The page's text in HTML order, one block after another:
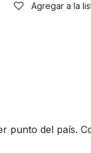
Agregar a la
punto del país.